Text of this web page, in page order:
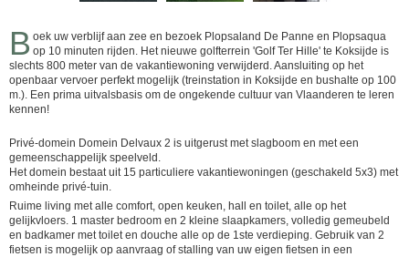
B oek uw verblijf aan zee en bezoek Plopsaland De Panne en Plopsaqua
op 10 minuten rijden. Het nieuwe golfterrein 'Golf Ter Hille' te Koksijde is
slechts 800 meter van de vakantiewoning verwijderd. Aansluiting op het
openbaar vervoer perfekt mogelijk (treinstation in Koksijde en bushalte op 100
m.). Een prima uitvalsbasis om de ongekende cultuur van Vlaanderen te leren
kennen!
Privé-domein Domein Delvaux 2 is uitgerust met slagboom en met een
gemeenschappelijk speelveld.
Het domein bestaat uit 15 particuliere vakantiewoningen (geschakeld 5x3) met
omheinde privé-tuin.
Ruime living met alle comfort, open keuken, hall en toilet, alle op het
gelijkvloers. 1 master bedroom en 2 kleine slaapkamers, volledig gemeubeld
en badkamer met toilet en douche alle op de 1ste verdieping. Gebruik van 2
fietsen is mogelijk op aanvraag of stalling van uw eigen fietsen in een